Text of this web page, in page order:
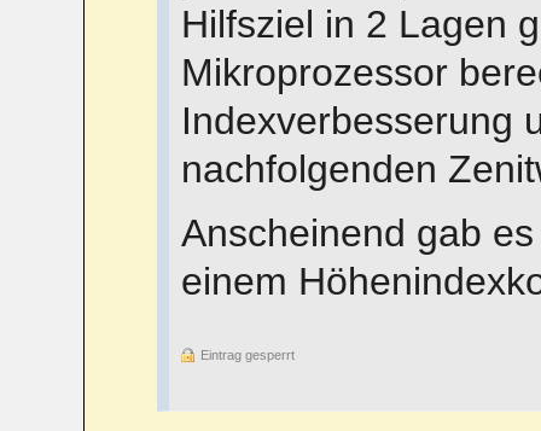
Hilfsziel in 2 Lagen
Mikroprozessor
Indexverbesserung
nachfolgenden
Anscheinend gab
einem
Eintrag gesperrt